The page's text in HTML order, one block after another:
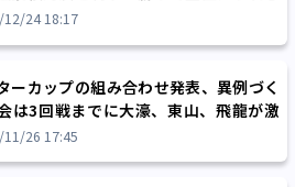
12/24 18:17
ーカップの組み合わせ発表、異例づく
は3回戦までに大濠、東山、飛龍が激
ど注目カード多数！
11/26 17:45